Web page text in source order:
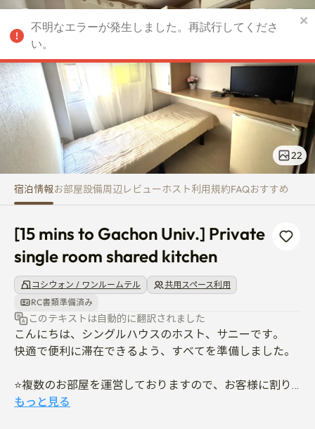
[15 mins to Gachon Univ.]
JPY
22
宿泊情報お部屋設備周辺 レビューホスト利用規約FAQおすすめ
[15 mins to Gachon Univ.] Private
single room shared kitchen
コシウォン / ワンルームテル
共用スペース利用
RC書類準備済み
このテキストは自動的に翻訳されました
こんにちは、シングルハウスのホスト、サニーです。
快適で便利に滞在できるよう、すべてを準備しました。
⭐️複数のお部屋を運営しておりますので、お客様に割り
当てられたお部屋の正確な外観、レイアウト、状態が写
もっと見る
い。